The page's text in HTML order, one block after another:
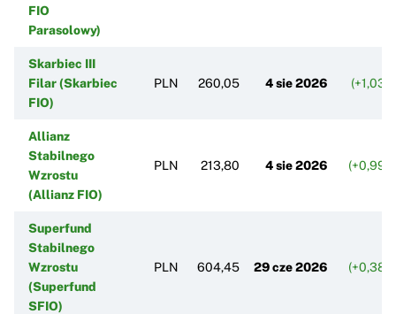
FIO
Parasolowy)
Skarbiec III
Filar (Skarbiec
FIO)
PLN 260,05 4 sie 2026
Allianz
Stabilnego
Wzrostu
(Allianz FIO)
PLN 213,80 4 sie 2026
Superfund
Stabilnego
Wzrostu
(Superfund
SFIO)
PLN 604,45 29 cze 2026